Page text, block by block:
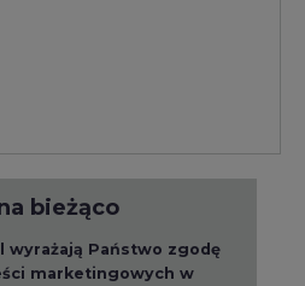
bieżąco
wyrażają Państwo zgodę
marketingowych w